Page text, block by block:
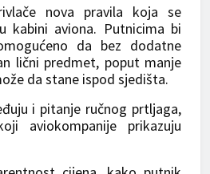
nova pravila koja se
kabini aviona. Putnicima bi
da bez dodatne
lični predmet, poput manje
da stane ispod sjedišta.
i pitanje ručnog prtljaga,
aviokompanije prikazuju